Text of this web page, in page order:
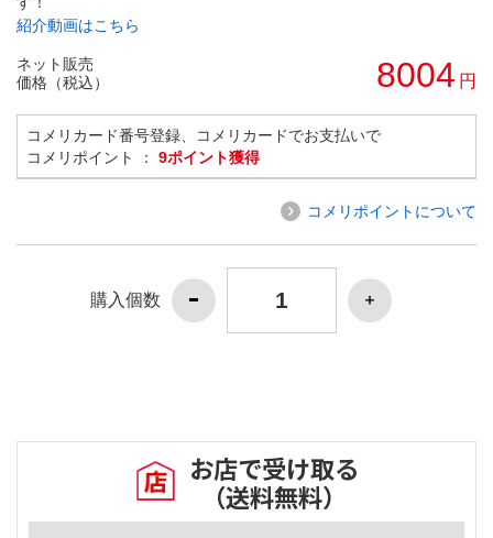
紹介動画はこちら
ネット販売
価格（税込）
8004 円
コメリカード番号登録、コメリカードでお支払いで
コメリポイント ： 9ポイント獲得
コメリポイントについて
購入個数
お店で受け取る
（送料無料）